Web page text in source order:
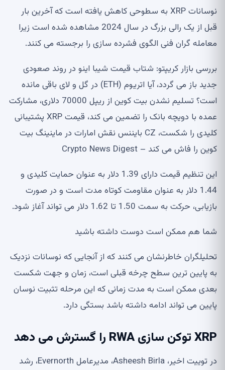
نوسانات XRP به سطوحی کاهش یافته است که آخرین بار
قبل از یک رالی بزرگ در سال 2024 مشاهده شده است زیرا
معامله گران فنی الگوی فشرده سازی را برجسته می کنند.
بررسی بازار کریپتو: شتاب قیمت شیبا اینو در روند صعودی
جدید باز می گردد، آیا اتریوم (ETH) در گل و لای باقی مانده
است؟ تسلیم نشدن بیت کوین از ریپل 70000 دلاری، مشارکت
عمده با دویچه بانک را تضمین می کند، قیمت XRP پشتیبانی
کلیدی را شکست، CZ بایننس نقش امارات در ماینینگ بیت
کوین را فاش می کند – Crypto News Digest
این تنظیم قیمت دارای 1.39 دلار به عنوان حمایت کلیدی و
1.44 دلار به عنوان مقاومت کوتاه مدت است و در صورت
بازیابی، حرکت به سمت 1.50 تا 1.62 دلار می تواند آغاز شود.
شما هم ممکن است دوست داشته باشید
تحلیلگران خاطرنشان می کنند که از آنجایی که نوسانات نزدیک
به پایین ترین سطح چرخه قبلی است، زمان و جهت شکست
بعدی ممکن است به مدت زمانی که این مرحله تثبیت نوسان
پایین می تواند ادامه داشته باشد بستگی دارد.
XRP توکن سازی RWA را گسترش می دهد
در توییت اخیر، Asheesh Birla، مدیرعامل Evernorth، رشد